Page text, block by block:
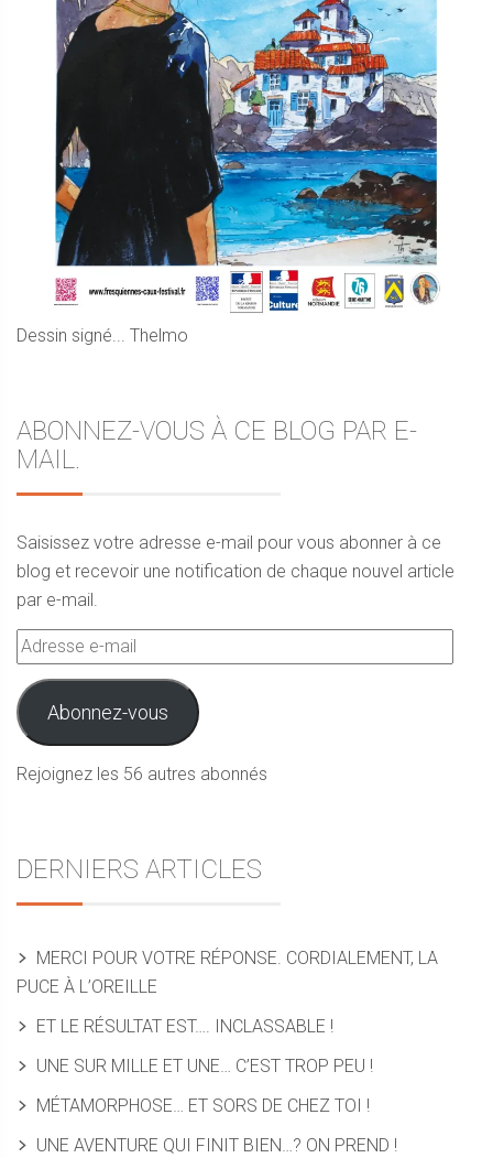
Dessin signé... Thelmo
ABONNEZ-VOUS À CE BLOG PAR E-
MAIL.
Saisissez votre adresse e-mail pour vous abonner à ce
blog et recevoir une notification de chaque nouvel article
par e-mail.
Adresse
e-
mail
Abonnez-vous
Rejoignez les 56 autres abonnés
DERNIERS ARTICLES
MERCI POUR VOTRE RÉPONSE. CORDIALEMENT, LA
PUCE À L’OREILLE
ET LE RÉSULTAT EST…. INCLASSABLE !
UNE SUR MILLE ET UNE… C’EST TROP PEU !
MÉTAMORPHOSE… ET SORS DE CHEZ TOI !
UNE AVENTURE QUI FINIT BIEN…? ON PREND !